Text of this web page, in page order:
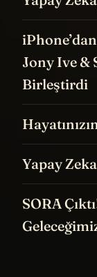
Jony Ive &
Birleştirdi
Yapay
SORA